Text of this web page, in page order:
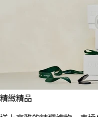
精緻精品